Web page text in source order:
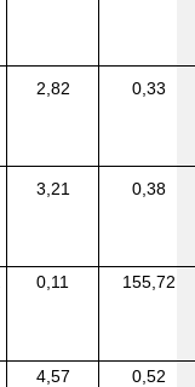
2,82 0,33
3,21 0,38
0,11 155,72
4,57 0,52